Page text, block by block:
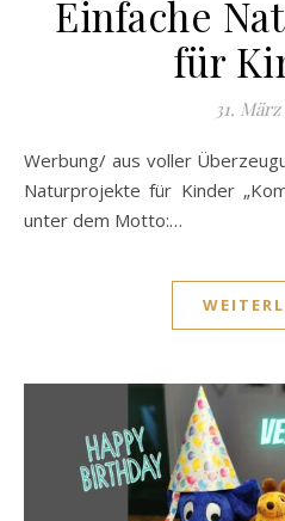
Einfache
für
31. März
Werbung/ aus voller Überzeugung für das tolle Buch voller
Naturprojekte für Kinder
unter dem Motto:…